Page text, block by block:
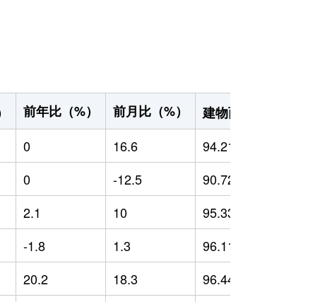
前年比（%） 前月比（%） 建物面積（m
0 16.6 94.21
0 -12.5 90.72
2.1 10 95.33
-1.8 1.3 96.11
20.2 18.3 96.44